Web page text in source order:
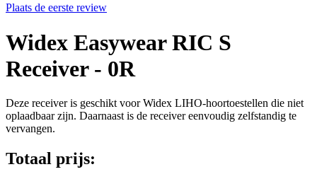
Plaats de eerste review
Widex Easywear RIC S
Receiver - 0R
Deze receiver is geschikt voor Widex LIHO-hoortoestellen die niet
oplaadbaar zijn. Daarnaast is de receiver eenvoudig zelfstandig te
vervangen.
Totaal prijs: